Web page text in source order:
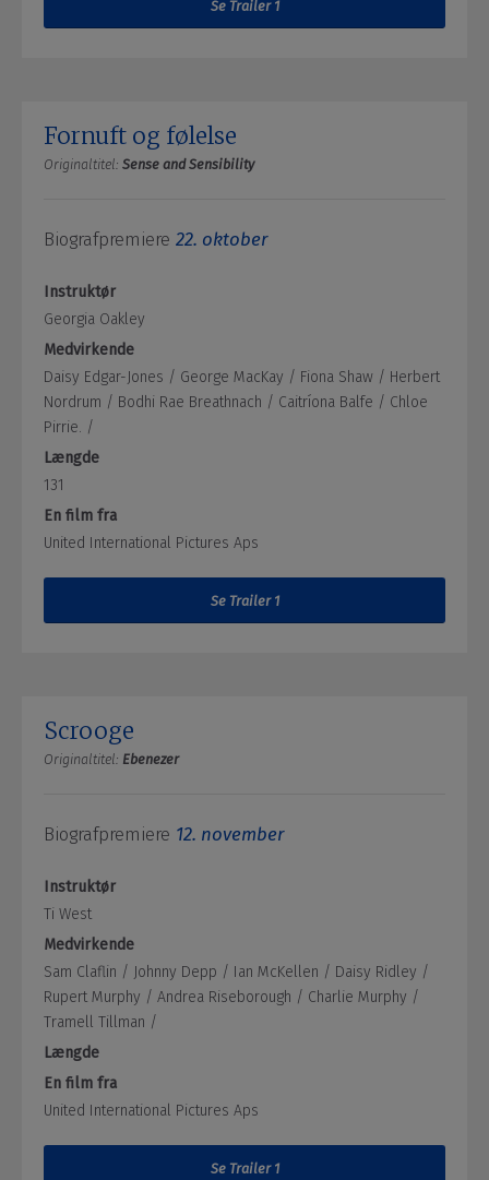
Se Trailer 1
Fornuft og følelse
Originaltitel: Sense and Sensibility
Biografpremiere 22. oktober
Instruktør
Georgia Oakley
Medvirkende
Daisy Edgar-Jones / George MacKay / Fiona Shaw / Herbert
Nordrum / Bodhi Rae Breathnach / Caitríona Balfe / Chloe
Pirrie. /
Længde
131
En film fra
United International Pictures Aps
Se Trailer 1
Scrooge
Originaltitel: Ebenezer
Biografpremiere 12. november
Instruktør
Ti West
Medvirkende
Sam Claflin / Johnny Depp / Ian McKellen / Daisy Ridley /
Rupert Murphy / Andrea Riseborough / Charlie Murphy /
Tramell Tillman /
Længde
En film fra
United International Pictures Aps
Se Trailer 1